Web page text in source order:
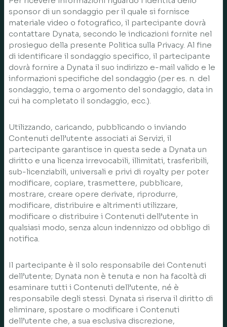
sponsor di un sondaggio per il quale si fornisce
materiale video o fotografico, il partecipante dovrà
contattare Dynata, secondo le indicazioni fornite nel
prosieguo della presente Politica sulla Privacy. Al fine
di identificare il sondaggio specifico, il partecipante
dovrà fornire a Dynata il suo indirizzo e-mail valido e le
informazioni specifiche del sondaggio (per es. n. del
sondaggio, tema o argomento del sondaggio, data in
cui ha completato il sondaggio, ecc.).
Utilizzando, caricando, pubblicando o inviando
Contenuti dell’utente associati ai Servizi, il
partecipante garantisce in questa sede a Dynata un
diritto e una licenza irrevocabili, illimitati, trasferibili,
sub-licenziabili, universali e privi di royalty per poter
modificare, copiare, trasmettere, pubblicare,
mostrare, creare opere derivate, riprodurre,
modificare, distribuire e altrimenti utilizzare,
modificare o distribuire i Contenuti dell’utente in
qualsiasi modo, senza alcun indennizzo od obbligo di
notifica.
Il partecipante è il solo responsabile dei Contenuti
dell’utente; Dynata non è tenuta e non ha facoltà di
esaminare tutti i Contenuti dell’utente, né è
responsabile degli stessi. Dynata si riserva il diritto di
eliminare, spostare o modificare i Contenuti
dell’utente che, a sua esclusiva discrezione,